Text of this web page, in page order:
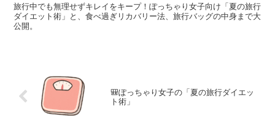
旅行中でも無理せずキレイをキープ！ぽっちゃり女子向け「夏の旅行
ダイエット術」と、食べ過ぎリカバリー法、旅行バッグの中身まで大
公開。
🎒ぽっちゃり女子の「夏の旅行ダイエッ
ト術」